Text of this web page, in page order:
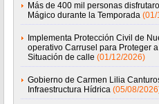
Más de 400 mil personas
Mágico durante la Temporada (01/
Implementa Protección Civil de
operativo Carrusel para Proteger
Situación de calle (01/12/2026)
Gobierno de Carmen Lilia
Infraestructura Hídrica (05/08/